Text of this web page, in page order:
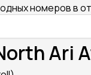
номеров в
Ari